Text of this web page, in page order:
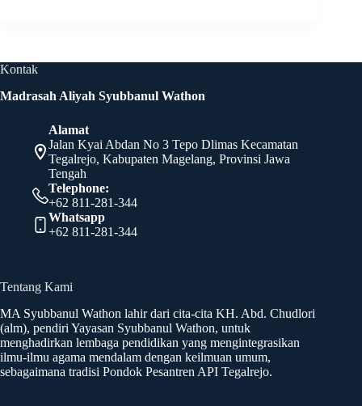
Kontak
Madrasah Aliyah Syubbanul Wathon
Alamat
Jalan Kyai Abdan No 3 Tepo Dlimas Kecamatan
Tegalrejo, Kabupaten Magelang, Provinsi Jawa
Tengah
Telephone:
+62 811-281-344
Whatsapp
+62 811-281-344
Tentang Kami
MA Syubbanul Wathon lahir dari cita-cita KH. Abd. Chudlori
(alm), pendiri Yayasan Syubbanul Wathon, untuk
menghadirkan lembaga pendidikan yang mengintegrasikan
ilmu-ilmu agama mendalam dengan keilmuan umum,
sebagaimana tradisi Pondok Pesantren API Tegalrejo.